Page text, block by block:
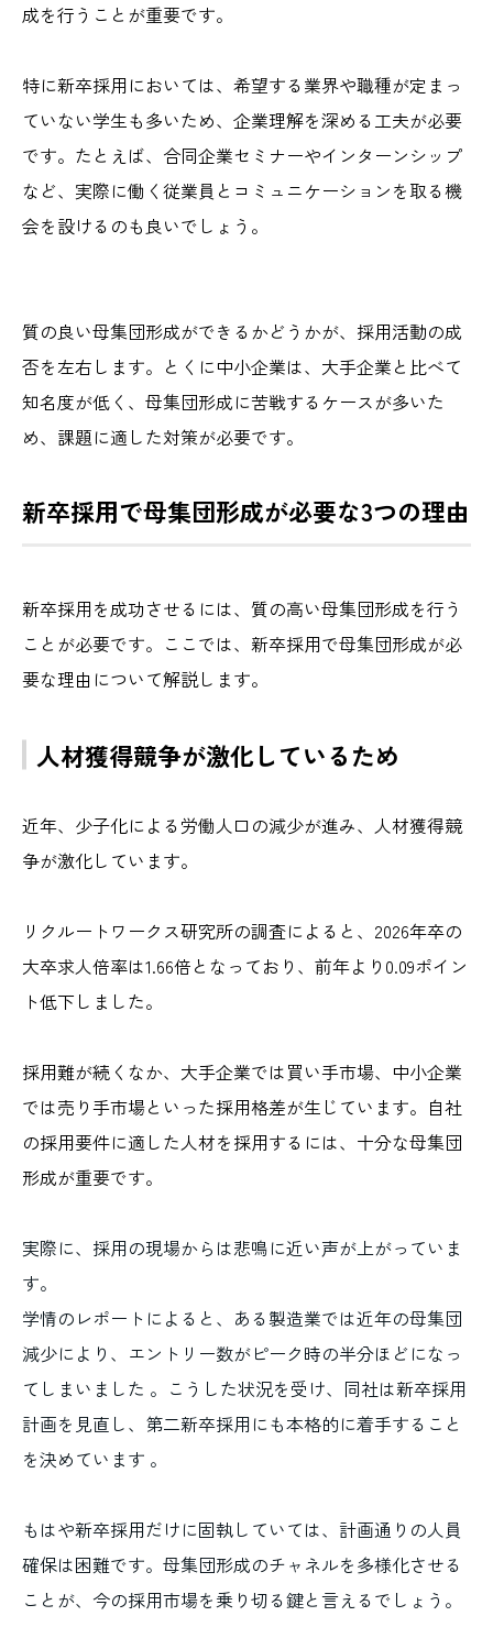
成を行うことが重要です。
特に新卒採用においては、希望する業界や職種が定まっ
ていない学生も多いため、企業理解を深める工夫が必要
です。たとえば、合同企業セミナーやインターンシップ
など、実際に働く従業員とコミュニケーションを取る機
会を設けるのも良いでしょう。
質の良い母集団形成ができるかどうかが、採用活動の成
否を左右します。とくに中小企業は、大手企業と比べて
知名度が低く、母集団形成に苦戦するケースが多いた
め、課題に適した対策が必要です。
新卒採用で母集団形成が必要な3つの理由
新卒採用を成功させるには、質の高い母集団形成を行う
ことが必要です。ここでは、新卒採用で母集団形成が必
要な理由について解説します。
人材獲得競争が激化しているため
近年、少子化による労働人口の減少が進み、人材獲得競
争が激化しています。
リクルートワークス研究所の調査によると、2026年卒の
大卒求人倍率は1.66倍となっており、前年より0.09ポイン
ト低下しました。
採用難が続くなか、大手企業では買い手市場、中小企業
では売り手市場といった採用格差が生じています。自社
の採用要件に適した人材を採用するには、十分な母集団
形成が重要です。
実際に、採用の現場からは悲鳴に近い声が上がっていま
す。
学情のレポートによると、ある製造業では近年の母集団
減少により、エントリー数がピーク時の半分ほどになっ
てしまいました 。こうした状況を受け、同社は新卒採用
計画を見直し、第二新卒採用にも本格的に着手すること
を決めています 。
もはや新卒採用だけに固執していては、計画通りの人員
確保は困難です。母集団形成のチャネルを多様化させる
ことが、今の採用市場を乗り切る鍵と言えるでしょう。